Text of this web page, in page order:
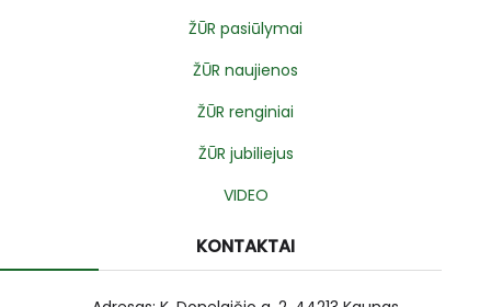
ŽŪR pasiūlymai
ŽŪR naujienos
ŽŪR renginiai
ŽŪR jubiliejus
VIDEO
KONTAKTAI